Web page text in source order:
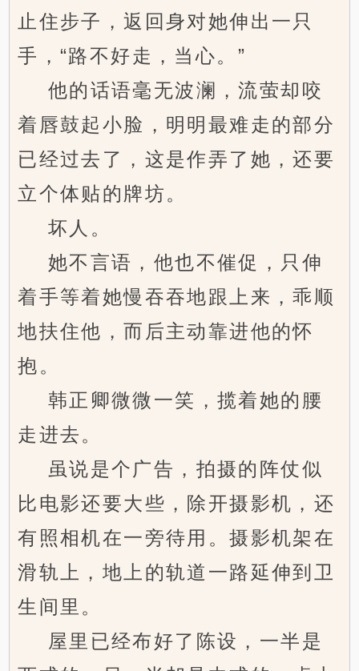
止住步子，返回身对她伸出一只
手，“路不好走，当心。”
他的话语毫无波澜，流萤却咬
着唇鼓起小脸，明明最难走的部分
已经过去了，这是作弄了她，还要
立个体贴的牌坊。
坏人。
她不言语，他也不催促，只伸
着手等着她慢吞吞地跟上来，乖顺
地扶住他，而后主动靠进他的怀
抱。
韩正卿微微一笑，揽着她的腰
走进去。
虽说是个广告，拍摄的阵仗似
比电影还要大些，除开摄影机，还
有照相机在一旁待用。摄影机架在
滑轨上，地上的轨道一路延伸到卫
生间里。
屋里已经布好了陈设，一半是